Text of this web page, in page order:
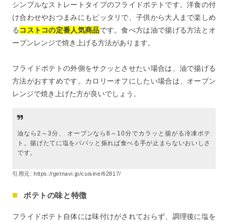
シンプルなストレートタイプのフライドポテトです。洋食の付
け合わせやおつまみにもピッタリで、子供から大人まで楽しめ
る コストコの定番人気商品です。食べ方は油で揚げる方法とオ
ーブンレンジで焼き上げる方法があります。
フライドポテトの外側をサクッとさせたい場合は、油で揚げる
方法がおすすめです。カロリーオフにしたい場合は、オーブン
レンジで焼き上げた方が良いでしょう。
油なら2～3分、 オーブンなら8～10分でカラッと揚がる冷凍ポテ
ト。揚げたてに塩をパパッと振れば食べる手が止まらないおいしさ
です。
引用元:https://getnavi.jp/cuisine/62817/
ポテトの味と特徴
フライドポテト自体には味付けがされておらず、調理後に塩を